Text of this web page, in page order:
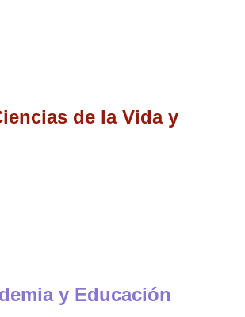
de la Vida y
y Educación